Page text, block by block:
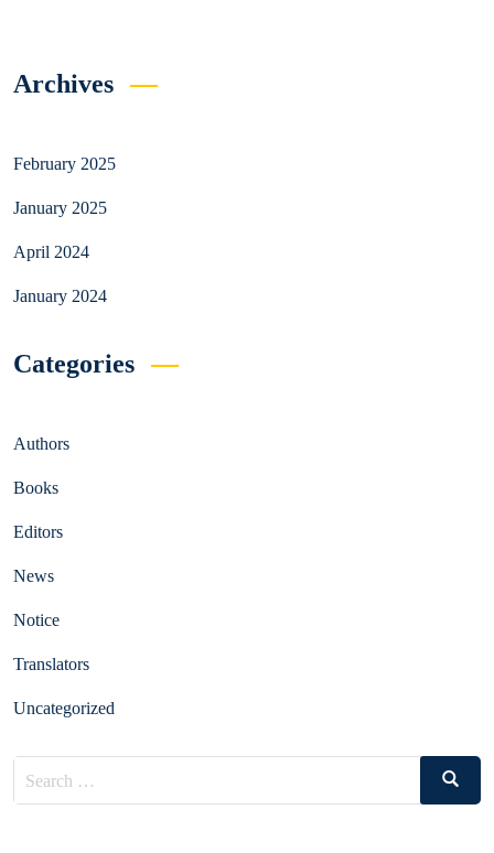
Archives
February 2025
January 2025
April 2024
January 2024
Categories
Authors
Books
Editors
News
Notice
Translators
Uncategorized
Search